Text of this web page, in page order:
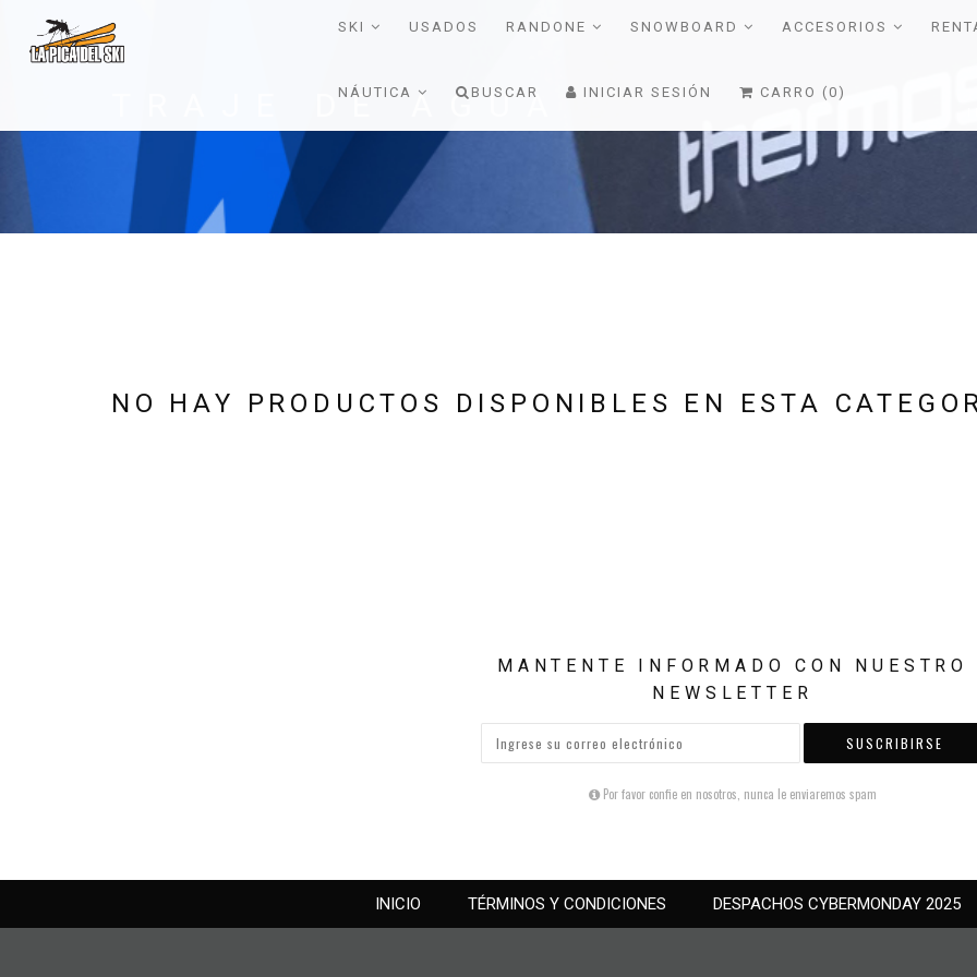
SKI USADOS RANDONE SNOWBOARD ACCESORIOS
NÁUTICA BUSCAR INICIAR SESIÓN CARRO (0)
TRAJE DE AGUA
NO HAY PRODUCTOS DISPONIBLES EN ESTA
MANTENTE INFORMADO CON NUESTRO
NEWSLETTER
SUSCRIBIRSE
Por favor confie en nosotros, nunca le enviaremos spam
INICIO TÉRMINOS Y CONDICIONES DESPACHOS CYBERMONDAY 2025